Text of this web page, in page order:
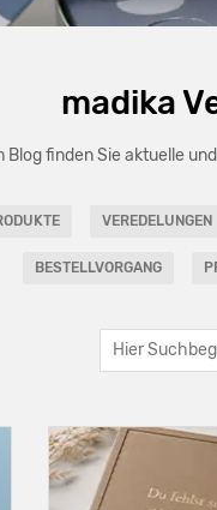
madika
Blog finden Sie aktuelle
VEREDELUNGEN
BESTELLVORGANG